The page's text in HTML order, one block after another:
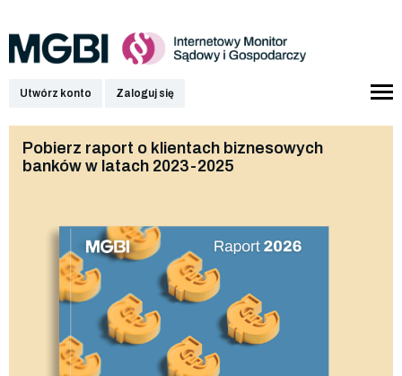
Utwórz konto Zaloguj się
Pobierz raport o klientach biznesowych
banków w latach 2023-2025